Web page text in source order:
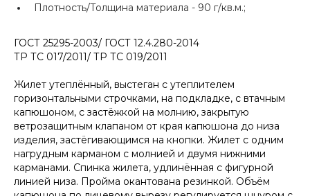
Плотность/Толщина материала - 90 г/кв.м.;
ГОСТ 25295-2003/ ГОСТ 12.4.280-2014
ТР ТС 017/2011/ ТР ТС 019/2011
Жилет утеплённый, выстеган с утеплителем
горизонтальными строчками, на подкладке, с втачным
капюшоном, с застёжкой на молнию, закрытую
ветрозащитным клапаном от края капюшона до низа
изделия, застёгивающимся на кнопки. Жилет с одним
нагрудным карманом с молнией и двумя нижними
карманами. Спинка жилета, удлинённая с фигурной
линией низа. Пройма окантована резинкой. Объём